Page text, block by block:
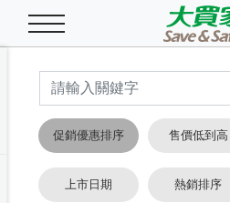
米/五穀/濃湯
油/調味料
休閒零嘴
美味餅乾
養生保健/常備品
奶粉/穀麥片
沐浴乳香皂
美髮造型
鍋具/飲水/廚房
掃除用具/照明/五金
衛生紙/濕巾
衣物清潔
廚房家電
季節家電
文具/辦公用品
汽機車百貨
冷凍免運
箱購免運
促銷優惠排序 售價低到高
上市日期 熱銷排序